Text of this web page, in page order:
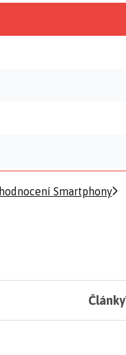
hodnocení Smartphony
Články